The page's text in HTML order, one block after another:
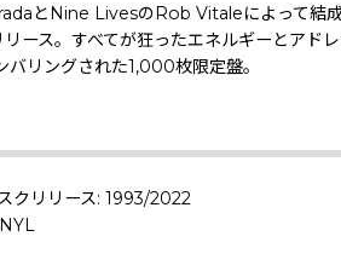
とNine LivesのRob Vitaleによって結
ース。すべてが狂ったエネルギーとア
リングされた1,000枚限定盤。
クリリース: 1993/2022